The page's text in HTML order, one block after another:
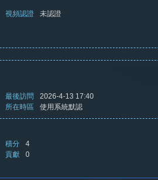
視頻認證 未認證
最後訪問 2026-4-13 17:40
所在時區 使用系統默認
積分 4
貢獻 0